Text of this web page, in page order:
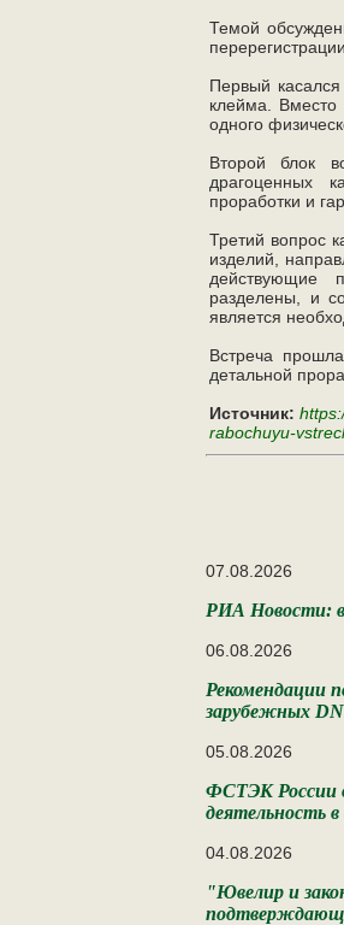
Темой
Первый
клейма. Вместо
одного
Второй блок
драгоценных
проработки и
Третий вопрос
изделий,
действующие
разделены, и
является
Встреча
детальной
Источник:
rabochuyu-
07.08.2026
РИА Новости: в
06.08.2026
Рекомендации
зарубежных
05.08.2026
ФСТЭК России
деятельность
04.08.2026
"Ювелир и